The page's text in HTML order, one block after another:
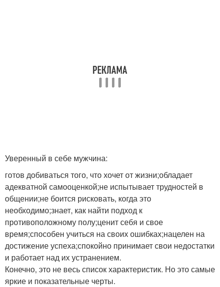
Уверенный в себе мужчина:
готов добиваться того, что хочет от жизни;обладает
адекватной самооценкой;не испытывает трудностей в
общении;не боится рисковать, когда это
необходимо;знает, как найти подход к
противоположному полу;ценит себя и свое
время;способен учиться на своих ошибках;нацелен на
достижение успеха;спокойно принимает свои недостатки
и работает над их устранением.
Конечно, это не весь список характеристик. Но это самые
яркие и показательные черты.